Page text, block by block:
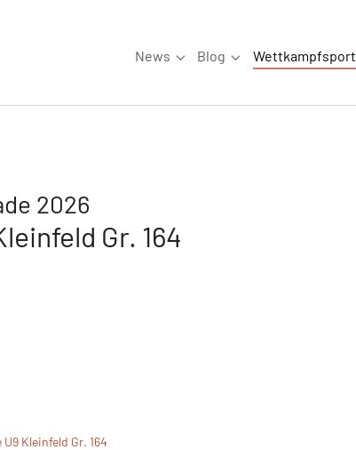
News
Submenu for "News"
Blog
Submenu for "Blog"
Wettkampfsport
2026
Gr. 164
Kleinfeld Gr. 164